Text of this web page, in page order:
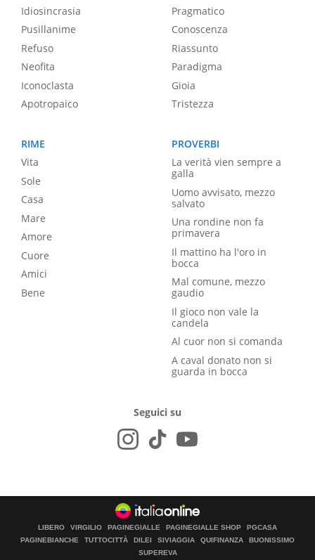
Idiosincrasia
Pusillanime
Refuso
Neofita
Iconoclasta
Apotropaico
Pragmatico
Conoscenza
Riassunto
Paradigma
Gioia
Tristezza
RIME
Vita
Sole
Casa
Mare
Amore
Cuore
Amici
Bene
PROVERBI
La verità vien sempre a
galla
Uomo avvisato, mezzo
salvato
Una rondine non fa
primavera
Il mattino ha l'oro in
bocca
Mal comune, mezzo
gaudio
Il gioco non vale la
candela
Al cuor non si comanda
A caval donato non si
guarda in bocca
Seguici su
LIBERO VIRGILIO PAGINEGIALLE PAGINEGIALLE SHOP
PGCASA
PAGINEBIANCHE
TUTTOCITTÀ DILEI SIVIAGGIA QUIFINANZA
BUONISSIMO
SUPEREVA